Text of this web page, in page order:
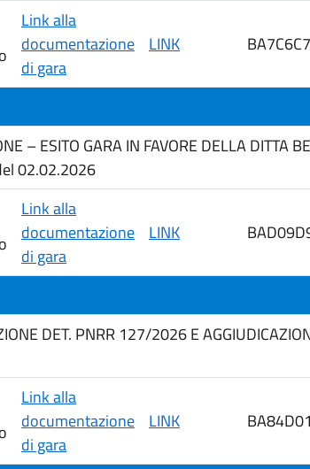
Link alla
documentazione
di gara
LINK
– ESITO GARA IN FAVORE DELLA DITTA
02.02.2026
Link alla
documentazione
di gara
LINK
DET. PNRR 127/2026 E
Link alla
documentazione
di gara
LINK